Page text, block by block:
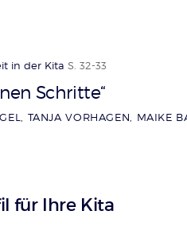
in der Kita S. 32-33
Schritte“
TANJA VORHAGEN, MAIKE
für Ihre Kita